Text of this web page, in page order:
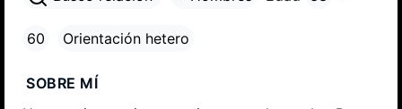
60 Orientación hetero
SOBRE MÍ